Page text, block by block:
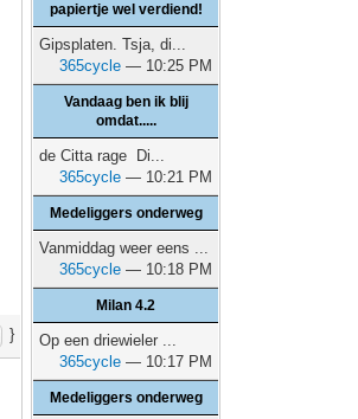
}
papiertje wel verdiend!
Gipsplaten. Tsja, di...
365cycle — 10:25 PM
Vandaag ben ik blij
omdat.....
de Citta rage Di...
365cycle — 10:21 PM
Medeliggers onderweg
Vanmiddag weer eens ...
365cycle — 10:18 PM
Milan 4.2
Op een driewieler ...
365cycle — 10:17 PM
Medeliggers onderweg